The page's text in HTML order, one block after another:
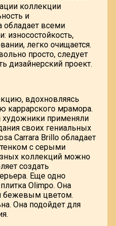
коллекции
и
обладает всеми
износостойкость,
легко очищается.
просто, следует
дизайнерский проект.
вдохновляясь
каррарского мрамора.
применяли
своих гениальных
Carrara Brillo обладает
с серыми
коллекций можно
создать
Еще одно
Olimpo. Она
бежевым цветом.
Она подойдет для